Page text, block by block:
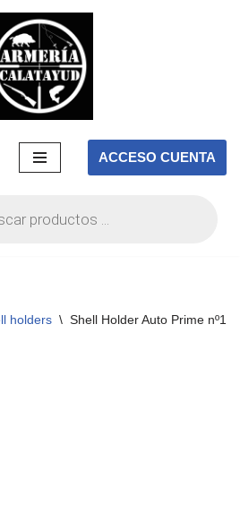
ACCESO CUENTA
holders \ Shell Holder Auto Prime nº11